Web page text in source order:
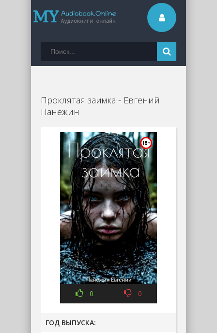
Проклятая заимка - Евгений
Панежин
0 0
ГОД ВЫПУСКА: